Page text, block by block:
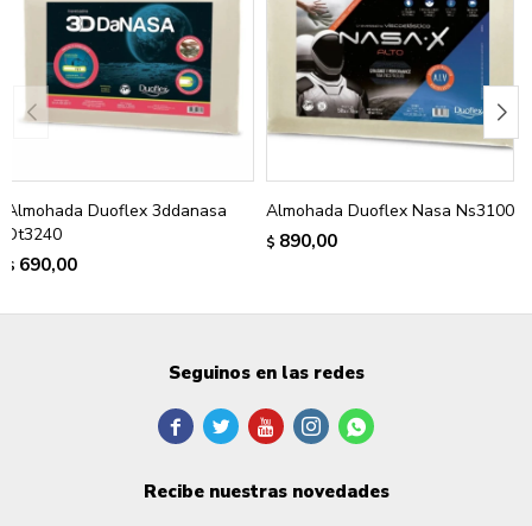
Almohada Duoflex 3ddanasa
Dt3240
$ 690,00
Almohada Duoflex Nasa Ns3100
$ 890,00
Seguinos en las redes
    
Recibe nuestras novedades